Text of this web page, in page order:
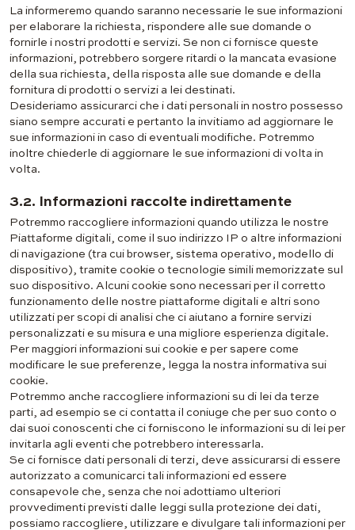
La informeremo quando saranno necessarie le sue informazioni
per elaborare la richiesta, rispondere alle sue domande o
fornirle i nostri prodotti e servizi. Se non ci fornisce queste
informazioni, potrebbero sorgere ritardi o la mancata evasione
della sua richiesta, della risposta alle sue domande e della
fornitura di prodotti o servizi a lei destinati.
Desideriamo assicurarci che i dati personali in nostro possesso
siano sempre accurati e pertanto la invitiamo ad aggiornare le
sue informazioni in caso di eventuali modifiche. Potremmo
inoltre chiederle di aggiornare le sue informazioni di volta in
volta.
3.2. Informazioni raccolte indirettamente
Potremmo raccogliere informazioni quando utilizza le nostre
Piattaforme digitali, come il suo indirizzo IP o altre informazioni
di navigazione (tra cui browser, sistema operativo, modello di
dispositivo), tramite cookie o tecnologie simili memorizzate sul
suo dispositivo. Alcuni cookie sono necessari per il corretto
funzionamento delle nostre piattaforme digitali e altri sono
utilizzati per scopi di analisi che ci aiutano a fornire servizi
personalizzati e su misura e una migliore esperienza digitale.
Per maggiori informazioni sui cookie e per sapere come
modificare le sue preferenze, legga la nostra informativa sui
cookie.
Potremmo anche raccogliere informazioni su di lei da terze
parti, ad esempio se ci contatta il coniuge che per suo conto o
dai suoi conoscenti che ci forniscono le informazioni su di lei per
invitarla agli eventi che potrebbero interessarla.
Se ci fornisce dati personali di terzi, deve assicurarsi di essere
autorizzato a comunicarci tali informazioni ed essere
consapevole che, senza che noi adottiamo ulteriori
provvedimenti previsti dalle leggi sulla protezione dei dati,
possiamo raccogliere, utilizzare e divulgare tali informazioni per